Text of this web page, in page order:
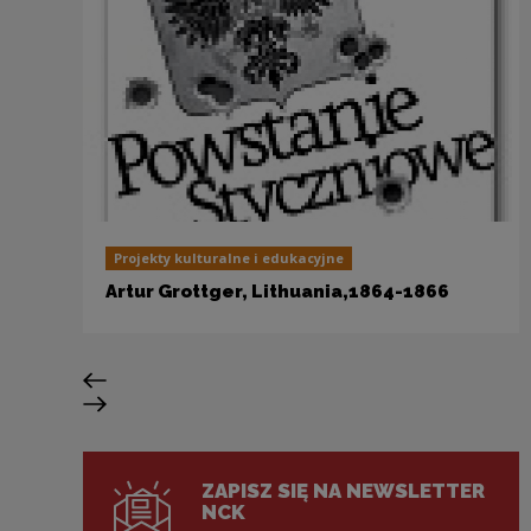
Projekty kulturalne i edukacyjne
Artur Grottger, Lithuania,1864-1866
Poprzedni slajd
Następny slajd
ZAPISZ SIĘ NA NEWSLETTER
NCK